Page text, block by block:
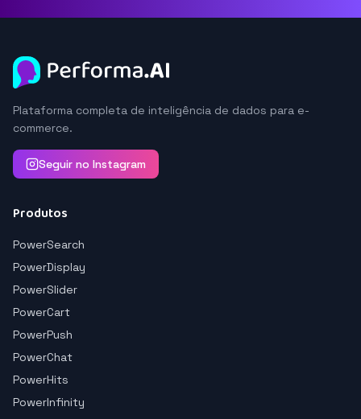
Plataforma completa de inteligência de dados para e-
commerce.
Seguir no Instagram
Produtos
PowerSearch
PowerDisplay
PowerSlider
PowerCart
PowerPush
PowerChat
PowerHits
PowerInfinity